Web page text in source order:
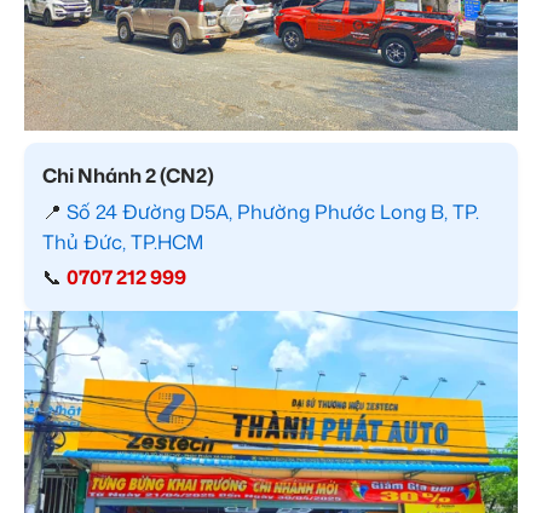
Chi Nhánh 2 (CN2)
📍 Số 24 Đường D5A, Phường Phước Long B, TP.
Thủ Đức, TP.HCM
📞 0707 212 999